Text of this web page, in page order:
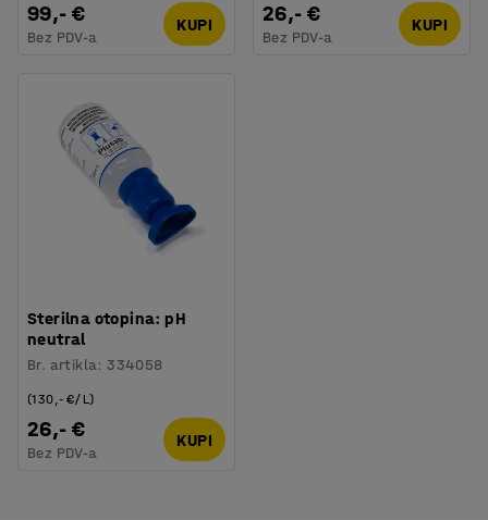
99,- €
Bez PDV-a
KUPI 26,- €
Bez PDV-a
KUPI
Sterilna otopina: pH
neutral
Br. artikla:334058
26,- €
(130,- €/L)
Bez PDV-a
KUPI